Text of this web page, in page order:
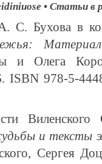
• Статьи в
С. Бухова в
и Олега
ISBN 978-5-
Виленского
и тексты
Сергея